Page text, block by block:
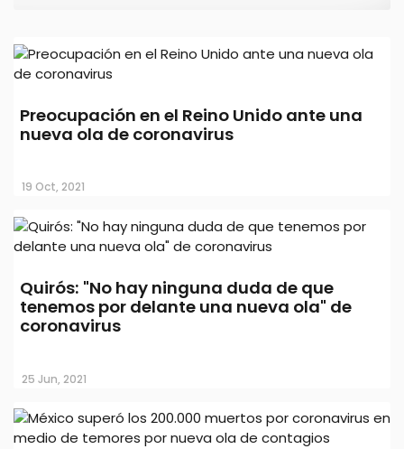
Quirós: "No hay ninguna duda de que
tenemos por delante una nueva ola" de
coronavirus
26 Mar, 2021
México superó los 200.000 muertos por
nueva ola de contagios
Preocupación en el Reino Unido ante una
nueva ola de coronavirus
19 Oct, 2021
Quirós: "No hay ninguna duda de que
tenemos por delante una nueva ola" de
coronavirus
25 Jun, 2021